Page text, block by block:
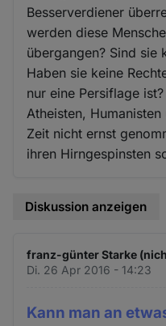
Besserverdiener
werden diese
übergangen? Sind sie
Haben sie keine
nur eine Persiflage
Atheisten,
Zeit nicht ernst
ihren Hirngespinsten
Diskussion anzeigen
franz-günter Starke
Di. 26 Apr 2016 - 14:23
Kann man an